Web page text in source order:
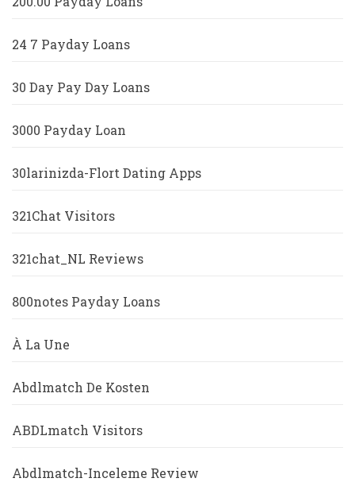
24 7 Payday Loans
30 Day Pay Day Loans
3000 Payday Loan
30larinizda-Flort Dating Apps
321Chat Visitors
321chat_NL Reviews
800notes Payday Loans
À La Une
Abdlmatch De Kosten
ABDLmatch Visitors
Abdlmatch-Inceleme Review